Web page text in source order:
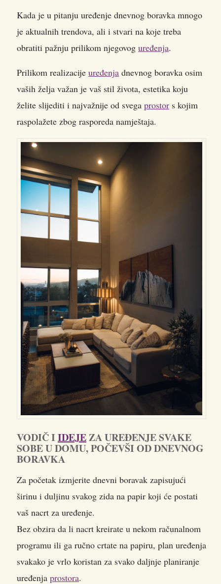
Kada je u pitanju uređenje dnevnog boravka mnogo
je aktualnih trendova, ali i stvari na koje treba
obratiti pažnju prilikom njegovog uređenja.
Prilikom realizacije uređenja dnevnog boravka osim
vaših želja važan je vaš stil života, estetika koju
želite slijediti i najvažnije od svega prostor s kojim
raspolažete zbog rasporeda namještaja.
VODIČ IIDEJEZA UREĐENJE SVAKE
SOBE U DOMU, POČEVŠI OD DNEVNOG
BORAVKA
Za početak izmjerite dnevni boravak zapisujući
širinu i duljinu svakog zida na papir koji će postati
vaš nacrt za uređenje.
Bez obzira da li nacrt kreirate u nekom računalnom
programu ili ga ručno crtate na papiru, plan uređenja
svakako je vrlo koristan za svako daljnje planiranje
uređenja prostora.